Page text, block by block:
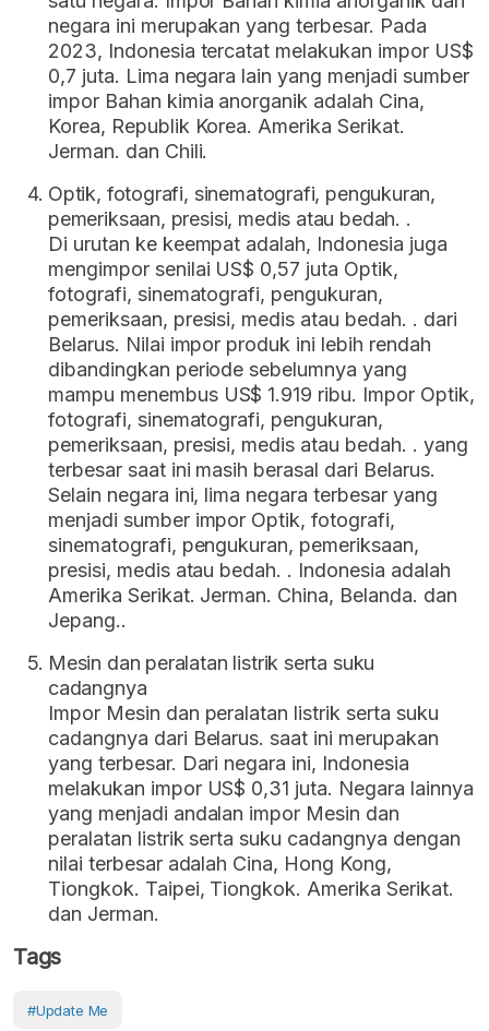
negara ini merupakan yang terbesar. Pada
2023, Indonesia tercatat melakukan impor US$
0,7 juta. Lima negara lain yang menjadi sumber
impor Bahan kimia anorganik adalah Cina,
Korea, Republik Korea. Amerika Serikat.
Jerman. dan Chili.
Optik, fotografi, sinematografi, pengukuran,
pemeriksaan, presisi, medis atau bedah. .
Di urutan ke keempat adalah, Indonesia juga
mengimpor senilai US$ 0,57 juta Optik,
fotografi, sinematografi, pengukuran,
pemeriksaan, presisi, medis atau bedah. . dari
Belarus. Nilai impor produk ini lebih rendah
dibandingkan periode sebelumnya yang
mampu menembus US$ 1.919 ribu. Impor Optik,
fotografi, sinematografi, pengukuran,
pemeriksaan, presisi, medis atau bedah. . yang
terbesar saat ini masih berasal dari Belarus.
Selain negara ini, lima negara terbesar yang
menjadi sumber impor Optik, fotografi,
sinematografi, pengukuran, pemeriksaan,
presisi, medis atau bedah. . Indonesia adalah
Amerika Serikat. Jerman. China, Belanda. dan
Jepang..
Mesin dan peralatan listrik serta suku
cadangnya
Impor Mesin dan peralatan listrik serta suku
cadangnya dari Belarus. saat ini merupakan
yang terbesar. Dari negara ini, Indonesia
melakukan impor US$ 0,31 juta. Negara lainnya
yang menjadi andalan impor Mesin dan
peralatan listrik serta suku cadangnya dengan
nilai terbesar adalah Cina, Hong Kong,
Tiongkok. Taipei, Tiongkok. Amerika Serikat.
dan Jerman.
Tags
#Update Me